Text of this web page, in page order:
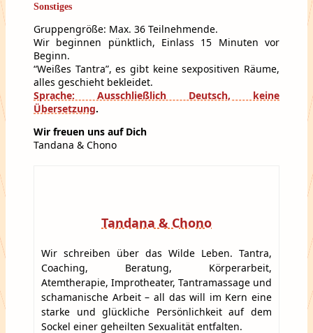
Sonstiges
Gruppengröße: Max. 36 Teilnehmende.
Wir beginnen pünktlich, Einlass 15 Minuten vor
Beginn.
“Weißes Tantra”, es gibt keine sexpositiven Räume,
alles geschieht bekleidet.
Sprache: Ausschließlich Deutsch, keine
Übersetzung.
Wir freuen uns auf Dich
Tandana & Chono
Tandana & Chono
Wir schreiben über das Wilde Leben. Tantra,
Coaching, Beratung, Körperarbeit,
Atemtherapie, Improtheater, Tantramassage und
schamanische Arbeit – all das will im Kern eine
starke und glückliche Persönlichkeit auf dem
Sockel einer geheilten Sexualität entfalten.